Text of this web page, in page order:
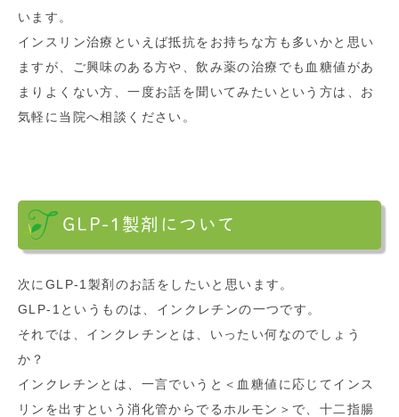
います。
インスリン治療といえば抵抗をお持ちな方も多いかと思い
ますが、ご興味のある方や、飲み薬の治療でも血糖値があ
まりよくない方、一度お話を聞いてみたいという方は、お
気軽に当院へ相談ください。
GLP-1製剤について
次にGLP-1製剤のお話をしたいと思います。
GLP-1というものは、インクレチンの一つです。
それでは、インクレチンとは、いったい何なのでしょう
か？
インクレチンとは、一言でいうと＜血糖値に応じてインス
リンを出すという消化管からでるホルモン＞で、十二指腸